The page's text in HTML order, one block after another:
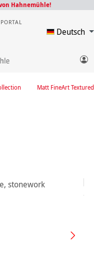
Hahnemühle!
Deutsch
Matt FineArt Textured